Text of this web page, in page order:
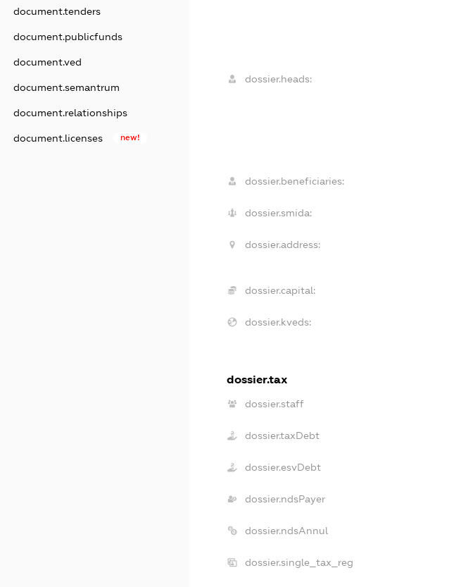
document.tenders
document.publicfunds
document.ved
document.semantrum
document.relationships
document.licenses new!
dossier.heads:
dossier.beneficiaries:
dossier.smida:
dossier.address:
dossier.capital:
dossier.kveds:
dossier.tax
dossier.staff
dossier.taxDebt
dossier.esvDebt
dossier.ndsPayer
dossier.ndsAnnul
dossier.single_tax_reg